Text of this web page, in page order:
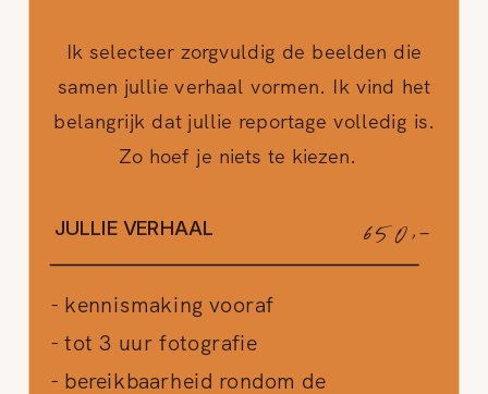
Ik selecteer zorgvuldig de beelden die
samen jullie verhaal vormen. Ik vind het
belangrijk dat jullie reportage volledig is.
Zo hoef je niets te kiezen.
JULLIE VERHAAL 650,-
- kennismaking vooraf
- tot 3 uur fotografie
- bereikbaarheid rondom de